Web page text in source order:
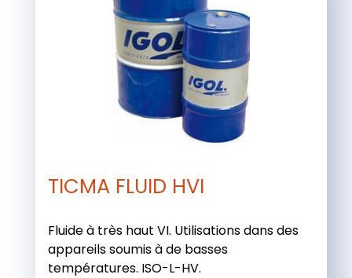
TICMA FLUID HVI
Fluide à très haut VI. Utilisations dans des
appareils soumis à de basses
températures. ISO-L-HV.